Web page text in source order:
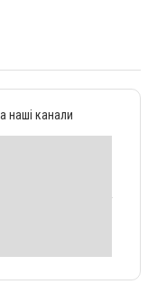
наші канали